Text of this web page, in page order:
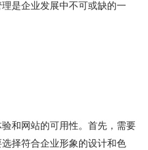
信公众号定制开发
作 app软件开发
是企业发展中不可或缺的一
和网站的可用性。首先，需要
择符合企业形象的设计和色